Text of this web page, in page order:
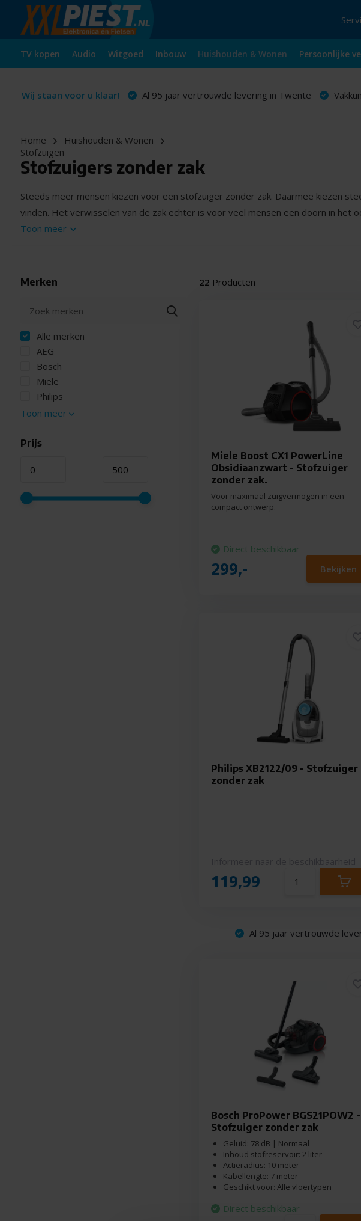
TV kopen Audio Witgoed Inbouw Huishouden & Wonen Persoonlijke
Wij staan voor u klaar! Al 95 jaar vertrouwde levering in Twente
Home
Huishouden & Wonen
Stofzuigen
Stofzuigers zonder zak
Steeds meer mensen kiezen voor een stofzuiger zonder zak. Daarmee kiezen
vinden. Het verwisselen van de zak echter is voor veel mensen een doorn in het
Toon meer
Merken
Alle merken
AEG
Bosch
Miele
Philips
Toon meer
Prijs
-
22 Producten
Miele Boost CX1 PowerLine
Obsidiaanzwart - Stofzuiger
zonder zak.
Voor maximaal zuigvermogen in een
compact ontwerp.
Direct beschikbaar
299,- Bekijken
Philips XB2122/09 - Stofzuiger
zonder zak
119,99
Al 95 jaar vertrouwde
Bosch ProPower BGS21POW2 -
Stofzuiger zonder zak
Geluid: 78 dB | Normaal
Inhoud stofreservoir: 2 liter
Actieradius: 10 meter
Kabellengte: 7 meter
Geschikt voor: Alle vloertypen
Direct beschikbaar